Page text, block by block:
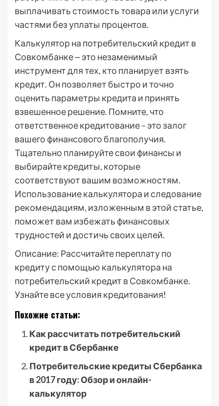
выплачивать стоимость товара или услуги
частями без уплаты процентов.
Калькулятор на потребительский кредит в
Совкомбанке ౼ это незаменимый
инструмент для тех, кто планирует взять
кредит. Он позволяет быстро и точно
оценить параметры кредита и принять
взвешенное решение. Помните, что
ответственное кредитование – это залог
вашего финансового благополучия.
Тщательно планируйте свои финансы и
выбирайте кредиты, которые
соответствуют вашим возможностям.
Использование калькулятора и следование
рекомендациям, изложенным в этой статье,
поможет вам избежать финансовых
трудностей и достичь своих целей.
Описание: Рассчитайте переплату по
кредиту с помощью калькулятора на
потребительский кредит в Совкомбанке.
Узнайте все условия кредитования!
Похожие статьи:
Как рассчитать потребительский
кредит в Сбербанке
Потребительские кредиты Сбербанка
в 2017 году: Обзор и онлайн-
калькулятор